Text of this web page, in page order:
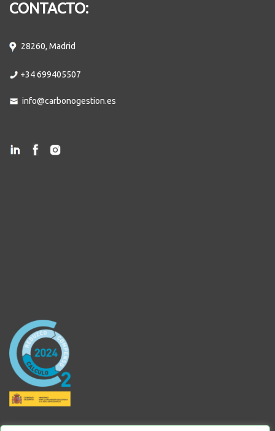
CONTACTO:
28260, Madrid
+34 699405507
info@carbonogestion.es